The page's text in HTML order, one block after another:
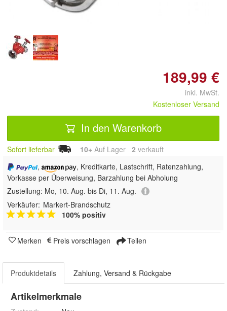
189,99 €
inkl. MwSt.
Kostenloser Versand
In den Warenkorb
Sofort lieferbar 10+ Auf Lager 2 verkauft
,
, Kreditkarte, Lastschrift, Ratenzahlung,
Vorkasse per Überweisung, Barzahlung bei Abholung
Zustellung: Mo, 10. Aug. bis Di, 11. Aug.
Verkäufer: Markert-Brandschutz
100% positiv
Merken Preis vorschlagen Teilen
Produktdetails Zahlung, Versand & Rückgabe
Artikelmerkmale